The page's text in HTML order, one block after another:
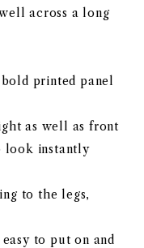
across a long
printed panel
as well as front
look instantly
to the legs,
to put on and